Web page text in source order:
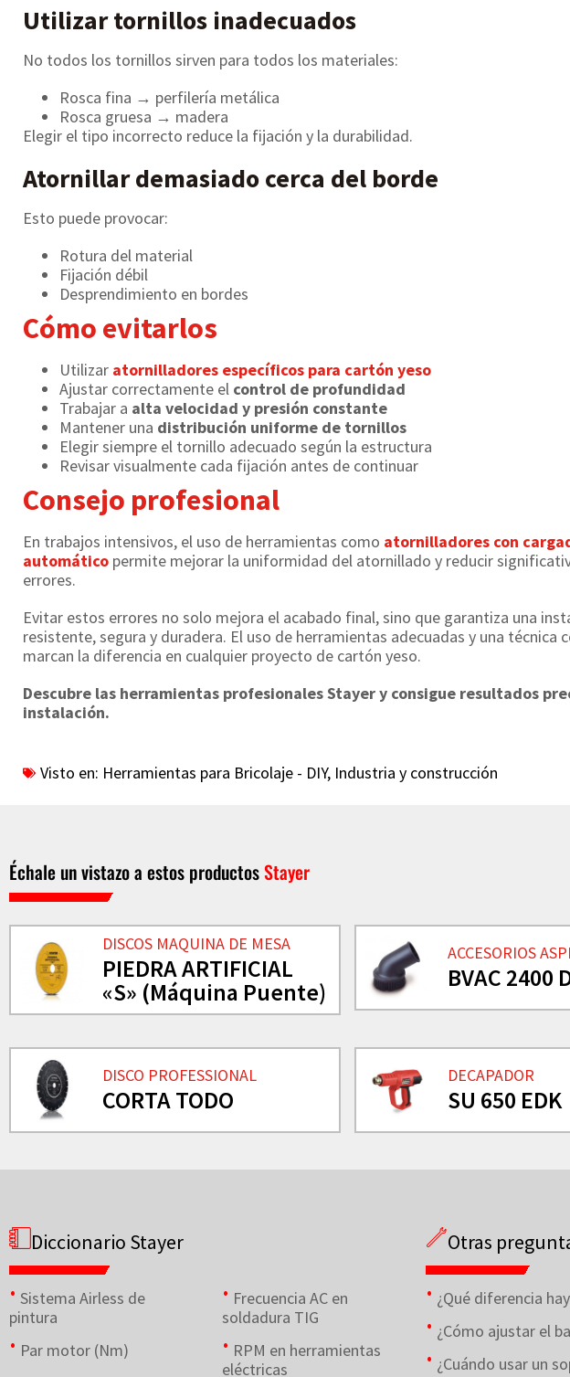
Utilizar tornillos inadecuados
No todos los tornillos sirven para todos los materiales:
Rosca fina → perfilería metálica
Rosca gruesa → madera
Elegir el tipo incorrecto reduce la fijación y la durabilidad.
Atornillar demasiado cerca del borde
Esto puede provocar:
Rotura del material
Fijación débil
Desprendimiento en bordes
Cómo evitarlos
Utilizar atornilladores específicos para cartón yeso
Ajustar correctamente el control de profundidad
Trabajar a alta velocidad y presión constante
Mantener una distribución uniforme de tornillos
Elegir siempre el tornillo adecuado según la estructura
Revisar visualmente cada fijación antes de continuar
Consejo profesional
En trabajos intensivos, el uso de herramientas como atornilladores con
automático permite mejorar la uniformidad del atornillado y reducir
errores.
Evitar estos errores no solo mejora el acabado final, sino que garantiza una
resistente, segura y duradera. El uso de herramientas adecuadas y una técnica
marcan la diferencia en cualquier proyecto de cartón yeso.
Descubre las herramientas profesionales Stayer y consigue resultados
instalación.
Visto en: Herramientas para Bricolaje - DIY, Industria y construcción
Échale un vistazo a estos productosStayer
DISCOS MAQUINA DE MESA
PIEDRA ARTIFICIAL
«S» (Máquina Puente)
ACCESORIOS
BVAC 2400
DISCO PROFESSIONAL
CORTA TODO
DECAPADOR
SU 650 EDK
Diccionario Stayer
Sistema Airless de
pintura
Frecuencia AC en
soldadura TIG
Par motor (Nm)
RPM en herramientas
eléctricas
Otras
¿Qué diferencia
¿Cómo ajustar el
¿Cuándo usar un